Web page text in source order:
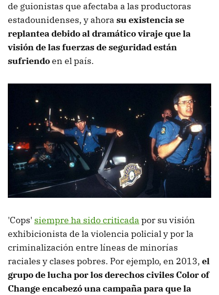
de guionistas que afectaba a las productoras
estadounidenses, y ahora su existencia se
replantea debido al dramático viraje que la
visión de las fuerzas de seguridad están
sufriendoen el país.
'Cops' siempre ha sido criticada por su visión
exhibicionista de la violencia policial y por la
criminalización entre líneas de minorías
raciales y clases pobres. Por ejemplo, en 2013, el
grupo de lucha por los derechos civiles Color of
Change encabezó una campaña para que la